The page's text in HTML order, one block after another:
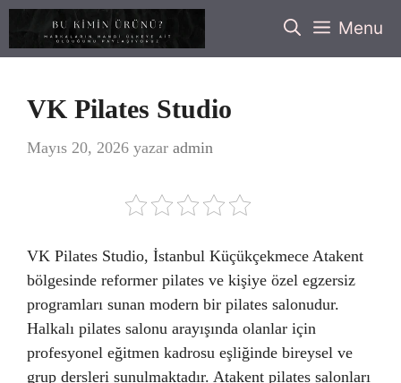
İçeriğe
Menu
VK Pilates Studio
Mayıs 20, 2026 yazar admin
VK Pilates Studio, İstanbul Küçükçekmece Atakent
bölgesinde reformer pilates ve kişiye özel egzersiz
programları sunan modern bir pilates salonudur.
Halkalı pilates salonu arayışında olanlar için
profesyonel eğitmen kadrosu eşliğinde bireysel ve
grup dersleri sunulmaktadır. Atakent pilates salonları